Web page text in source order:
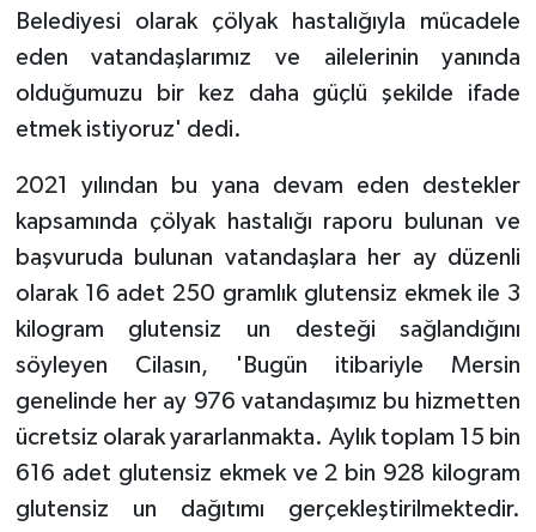
Belediyesi olarak çölyak hastalığıyla mücadele
eden vatandaşlarımız ve ailelerinin yanında
olduğumuzu bir kez daha güçlü şekilde ifade
etmek istiyoruz' dedi.
2021 yılından bu yana devam eden destekler
kapsamında çölyak hastalığı raporu bulunan ve
başvuruda bulunan vatandaşlara her ay düzenli
olarak 16 adet 250 gramlık glutensiz ekmek ile 3
kilogram glutensiz un desteği sağlandığını
söyleyen Cilasın, 'Bugün itibariyle Mersin
genelinde her ay 976 vatandaşımız bu hizmetten
ücretsiz olarak yararlanmakta. Aylık toplam 15 bin
616 adet glutensiz ekmek ve 2 bin 928 kilogram
glutensiz un dağıtımı gerçekleştirilmektedir.